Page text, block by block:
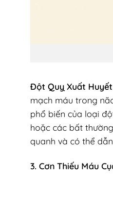
Đột Quỵ Xuất
mạch máu trong
phổ biến của loại
hoặc các bất
quanh và có thể
3. Cơn Thiếu Máu